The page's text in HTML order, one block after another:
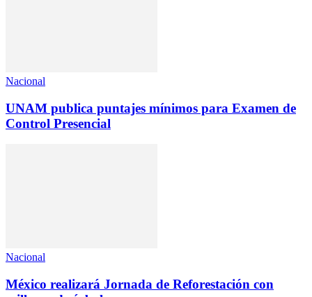
Nacional
UNAM publica puntajes mínimos para Examen de
Control Presencial
Nacional
México realizará Jornada de Reforestación con